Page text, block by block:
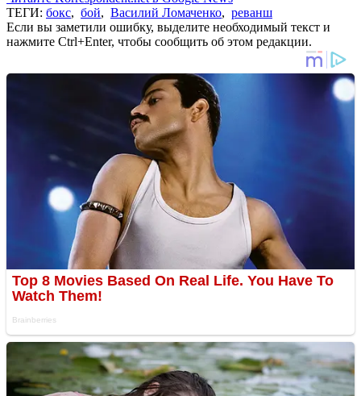
ТЕГИ: бокс, бой, Василий Ломаченко, реванш
Если вы заметили ошибку, выделите необходимый текст и
нажмите Ctrl+Enter, чтобы сообщить об этом редакции.